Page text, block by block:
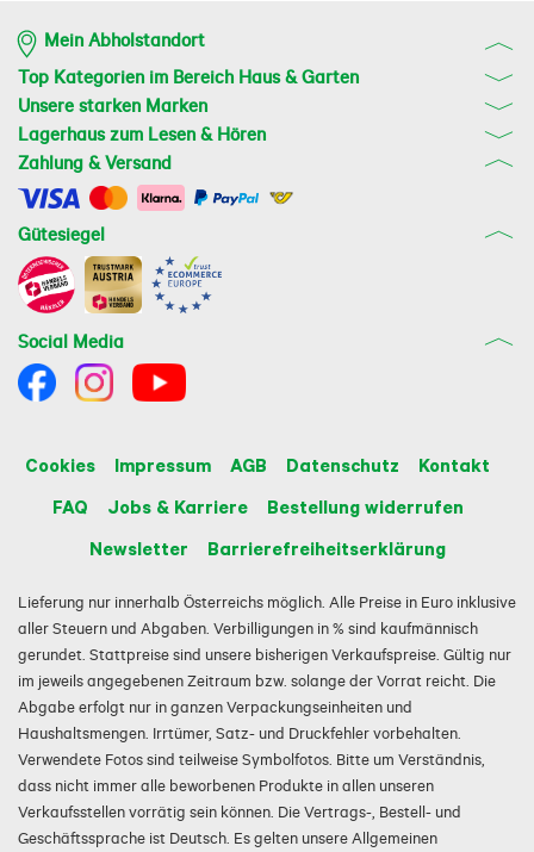
Mein Abholstandort
Top Kategorien im Bereich Haus & Garten
Unsere starken Marken
Lagerhaus zum Lesen & Hören
Zahlung & Versand
Gütesiegel
Social Media
Cookies Impressum AGB Datenschutz
Kontakt
FAQ
Jobs & Karriere
Bestellung widerrufen
Newsletter
Barrierefreiheitserklärung
Lieferung nur innerhalb Österreichs möglich. Alle Preise in Euro inklusive
aller Steuern und Abgaben. Verbilligungen in % sind kaufmännisch
gerundet. Stattpreise sind unsere bisherigen Verkaufspreise. Gültig nur
im jeweils angegebenen Zeitraum bzw. solange der Vorrat reicht. Die
Abgabe erfolgt nur in ganzen Verpackungseinheiten und
Haushaltsmengen. Irrtümer, Satz- und Druckfehler vorbehalten.
Verwendete Fotos sind teilweise Symbolfotos. Bitte um Verständnis,
dass nicht immer alle beworbenen Produkte in allen unseren
Verkaufsstellen vorrätig sein können. Die Vertrags-, Bestell- und
Geschäftssprache ist Deutsch. Es gelten unsere Allgemeinen